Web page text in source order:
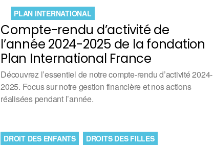
Compte-rendu d’activité de
l’année 2024-2025 de la fondation
Plan International France
PLAN INTERNATIONAL
Découvrez l’essentiel de notre compte-rendu d’activité 2024-
2025. Focus sur notre gestion financière et nos actions
réalisées pendant l’année.
DROIT DES ENFANTS DROITS DES FILLES